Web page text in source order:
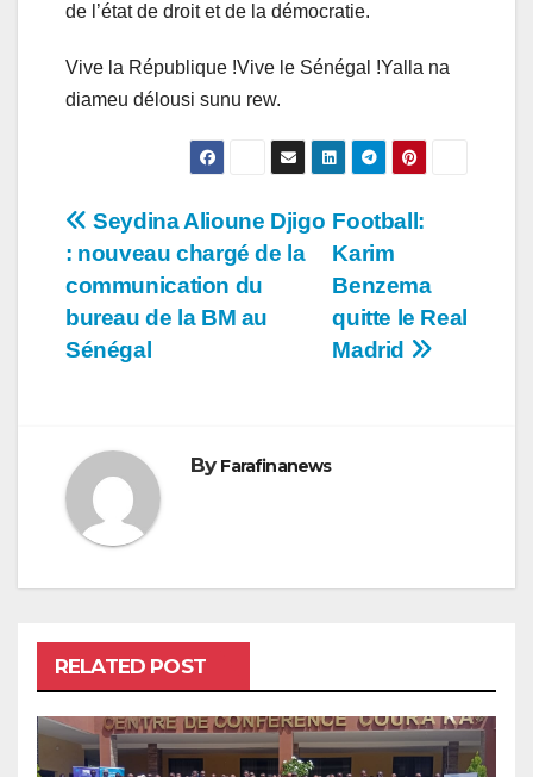
de l’état de droit et de la démocratie.
Vive la République !Vive le Sénégal !Yalla na
diameu délousi sunu rew.
Navigation
de
l’article
Football:
Karim
Benzema
quitte le Real
Madrid
Seydina Alioune Djigo
: nouveau chargé de la
communication du
bureau de la BM au
Sénégal
By Farafinanews
RELATED POST